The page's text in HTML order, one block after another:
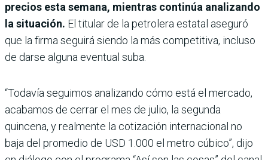
precios esta semana, mientras continúa analizando
la situación. El titular de la petrolera estatal aseguró
que la firma seguirá siendo la más competitiva, incluso
de darse alguna eventual suba.
“Todavía seguimos analizando cómo está el mercado,
acabamos de cerrar el mes de julio, la segunda
quincena, y realmente la cotización internacional no
baja del promedio de USD 1.000 el metro cúbico”, dijo